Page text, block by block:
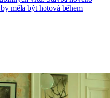
měla být hotová během